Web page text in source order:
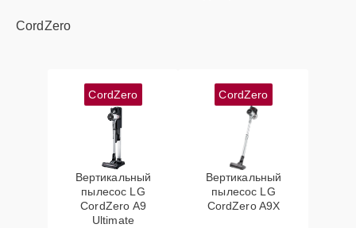
CordZero
CordZero
Вертикальный
пылесос LG
CordZero A9
Ultimate
CordZero
Вертикальный
пылесос LG
CordZero A9X